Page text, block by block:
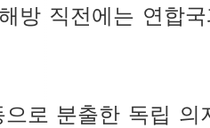
방 직전에는 연합
으로 분출한 독립 의